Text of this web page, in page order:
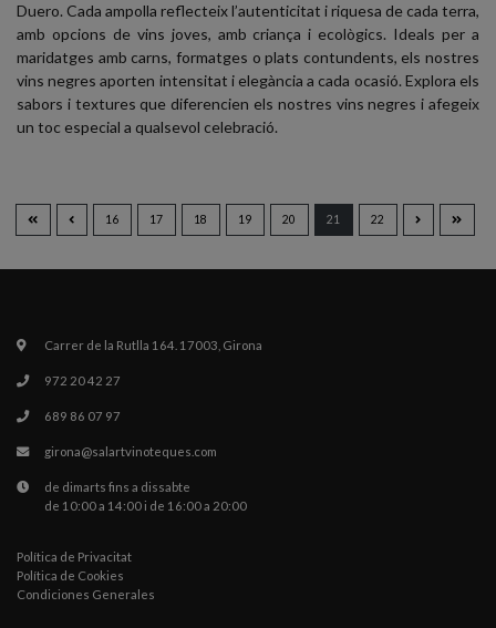
Duero. Cada ampolla reflecteix l’autenticitat i riquesa de cada terra,
amb opcions de vins joves, amb criança i ecològics. Ideals per a
maridatges amb carns, formatges o plats contundents, els nostres
vins negres aporten intensitat i elegància a cada ocasió. Explora els
sabors i textures que diferencien els nostres vins negres i afegeix
un toc especial a qualsevol celebració.
16 17 18 19 20 21 22
Carrer de la Rutlla 164. 17003, Girona
972 20 42 27
689 86 07 97
girona@salartvinoteques.com
de dimarts fins a dissabte
de 10:00 a 14:00 i de 16:00 a 20:00
Política de Privacitat
Política de Cookies
Condiciones Generales